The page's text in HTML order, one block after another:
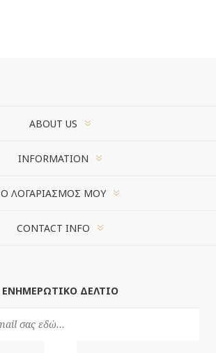
ABOUT US
INFORMATION
Ο ΛΟΓΑΡΙΑΣΜΌΣ ΜΟΥ
CONTACT INFO
ΕΝΗΜΕΡΩΤΙΚΌ ΔΕΛΤΊΟ